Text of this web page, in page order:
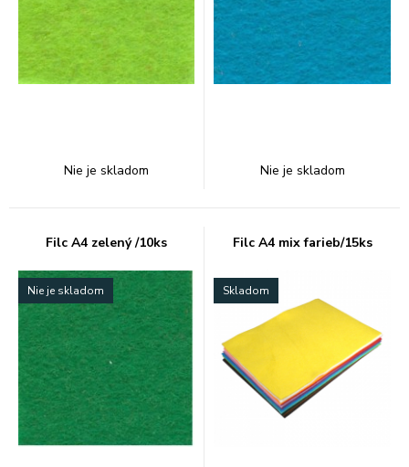
Nie je skladom Nie je skladom
Filc A4 zelený /10ks
Nie je skladom
Filc A4 mix farieb/15ks
Skladom